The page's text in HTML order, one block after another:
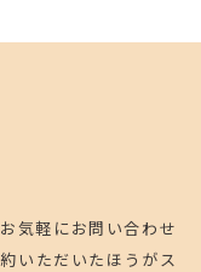
気軽にお問い合わせ
いただいたほうがス